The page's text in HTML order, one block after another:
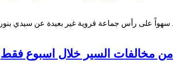
على رأس جماعة قروية غير بعيدة عن سيدي بنور،